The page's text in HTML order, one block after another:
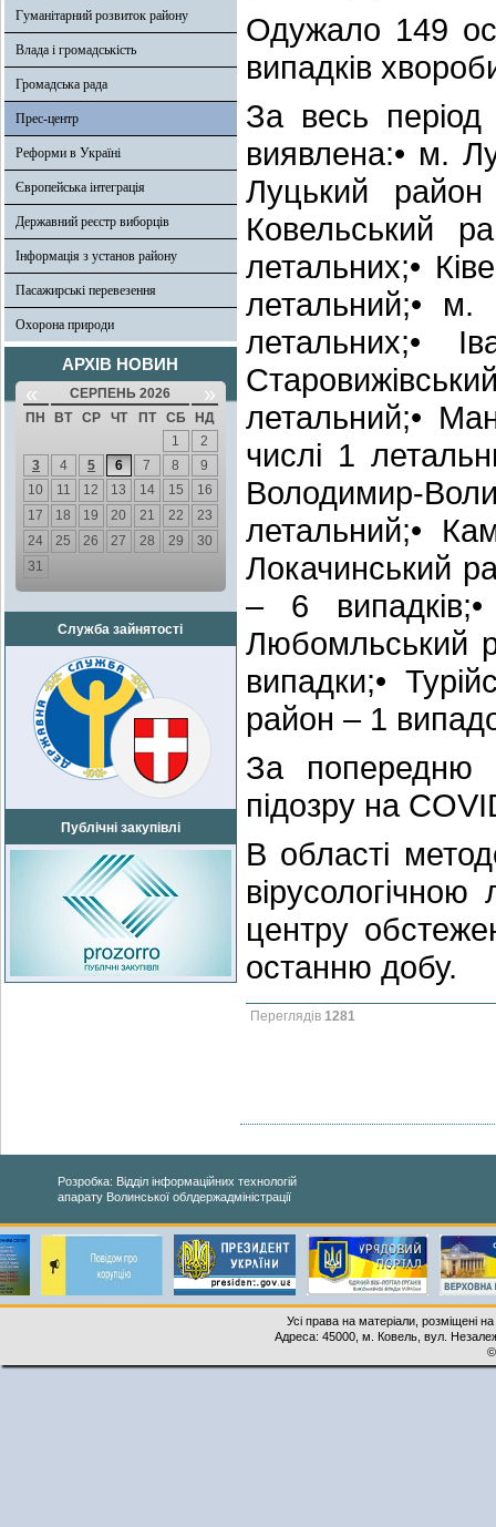
Гуманітарний розвиток району
Влада і громадськість
Громадська рада
Прес-центр
Реформи в Україні
Європейська інтеграція
Державний реєстр виборців
Інформація з установ району
Пасажирські перевезення
Охорона природи
АРХІВ НОВИН
« СЕРПЕНЬ 2026 »
ПН ВТ СР ЧТ ПТ СБ
НД
1
2
3
4 5 6 7 8
9
10
11 12 13 14 15
16
17
18 19 20 21 22
23
24
25 26 27 28 29
30
31
Служба зайнятості
Публічні закупівлі
Одужало 149
випадків
За весь період
виявлена:• м.
Луцький
Ковельський
летальних;•
летальний;•
летальних;•
летальний;•
числі 1
Володимир-
летальний;•
Локачинський
– 6
Любомльський
випадки;•
район – 1
За попередню
підозру на
В області
центру
останню добу.
Переглядів 1281
Розробка: Відділ інформаційних технологій
апарату Волинської облдержадміністрації
Усі права на матеріали, розміщені
Адреса: 45000, м. Ковель, вул.